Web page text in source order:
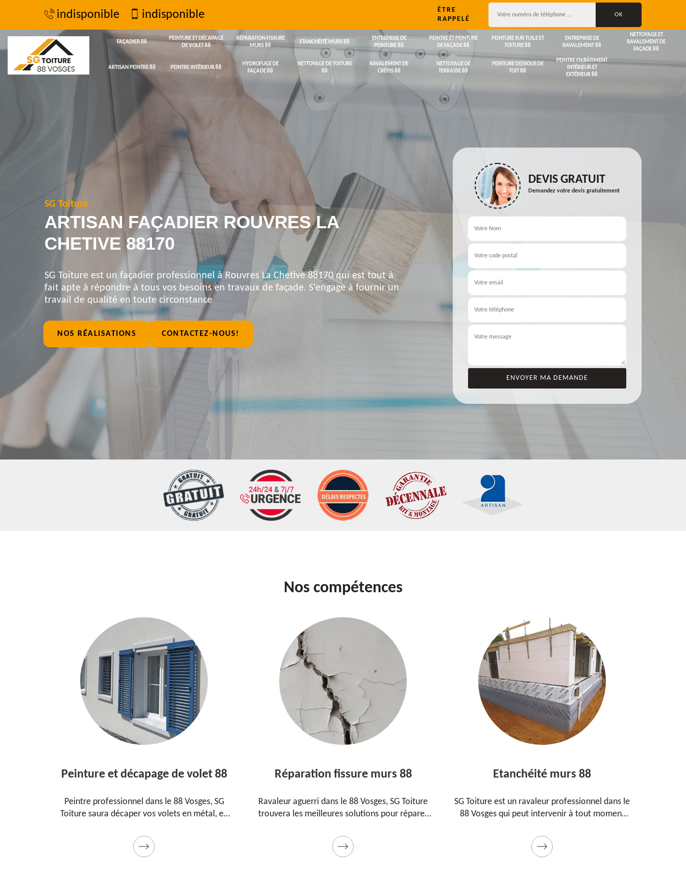
indisponible indisponible
ÊTRE
RAPPELÉ
FAÇADIER 88
PEINTURE ET DÉCAPAGE
DE VOLET 88
RÉPARATION FISSURE
MURS 88
ETANCHÉITÉ MURS 88
ENTREPRISE DE
PEINTURE 88
PEINTRE ET PEINTURE
DE FAÇADE 88
PEINTURE SUR TUILE ET
TOITURE 88
ENTREPRISE DE
RAVALEMENT 88
NETTOYAGE ET
RAVALEMENT DE
FAÇADE 88
ARTISAN PEINTRE 88 PEINTRE INTÉRIEUR 88
HYDROFUGE DE
FAÇADE 88
NETTOYAGE DE TOITURE
88
RAVALEMENT DE
CRÉPIS 88
NETTOYAGE DE
TERRASSE 88
PEINTURE DESSOUS DE
TOIT 88
PEINTRE EN BÂTIMENT
INTÉRIEUR ET
EXTÉRIEUR 88
SG Toiture
ARTISAN FAÇADIER ROUVRES LA
CHETIVE 88170
SG Toiture est un façadier professionnel à Rouvres La Chetive 88170 qui est tout à
fait apte à répondre à tous vos besoins en travaux de façade. S'engage à fournir un
travail de qualité en toute circonstance
NOS RÉALISATIONS CONTACTEZ-NOUS!
DEVIS GRATUIT
Demandez votre devis gratuitement
Nos compétences
Peinture et décapage de volet 88
Peintre professionnel dans le 88 Vosges, SG
Toiture saura décaper vos volets en métal, en
Utilise des produits et des peintures de qualité.
Devis détaillé offert
Réparation fissure murs 88
Ravaleur aguerri dans le 88 Vosges, SG Toiture
trouvera les meilleures solutions pour réparer
qualité et des matériels professionnels. Travaux
garantis décennaux
Etanchéité murs 88
SG Toiture est un ravaleur professionnel dans le
88 Vosges qui peut intervenir à tout moment
pas cher pour ce faire
Peintre aguerri
propose ses